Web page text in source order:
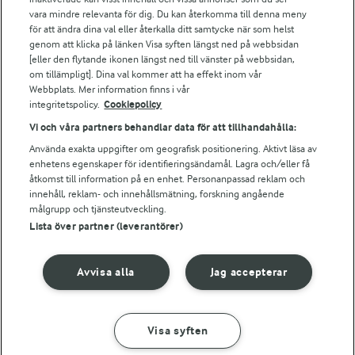
Bildbank
Följ oss
© 2026 Arla Foods
Integritetspolicy
vara mindre relevanta för dig. Du kan återkomma till denna meny
för att ändra dina val eller återkalla ditt samtycke när som helst
genom att klicka på länken Visa syften längst ned på webbsidan
[eller den flytande ikonen längst ned till vänster på webbsidan,
om tillämpligt]. Dina val kommer att ha effekt inom vår
Webbplats. Mer information finns i vår
integritetspolicy. Cookiepolicy
Vi och våra partners behandlar data för att tillhandahålla:
Använda exakta uppgifter om geografisk positionering. Aktivt läsa av
enhetens egenskaper för identifieringsändamål. Lagra och/eller få
åtkomst till information på en enhet. Personanpassad reklam och
innehåll, reklam- och innehållsmätning, forskning angående
målgrupp och tjänsteutveckling.
Lista över partner (leverantörer)
Jag accepterar
Avvisa alla
Visa syften